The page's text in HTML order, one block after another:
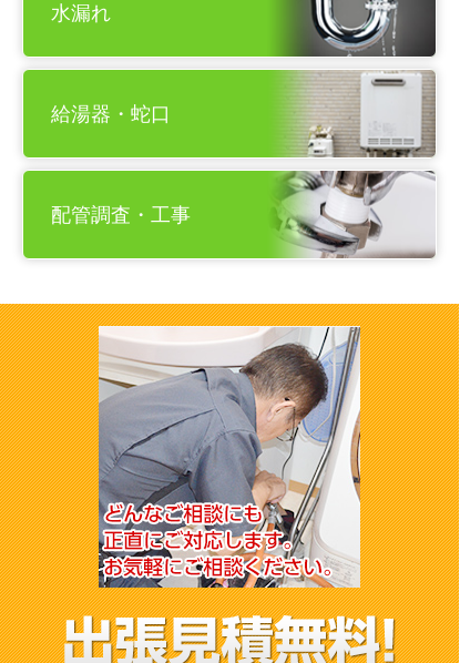
水漏れ
給湯器・蛇口
配管調査・工事